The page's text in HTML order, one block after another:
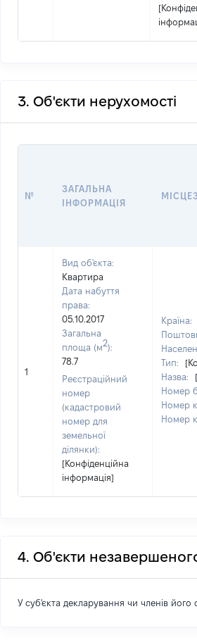
3. Об'єкти нерухомості
№
ЗАГАЛЬНА
ІНФОРМАЦІЯ
1
Вид об'єкта:
Квартира
Дата набуття
права:
05.10.2017
Загальна
площа (м2):
78.7
Реєстраційний
номер
(кадастровий
номер для
земельної
ділянки):
[Конфіденційна
інформація]
Країна:
Тип:
Назва:
Номер
Номер
Номер
4. Об'єкти
У суб'єкта декларування чи членів його